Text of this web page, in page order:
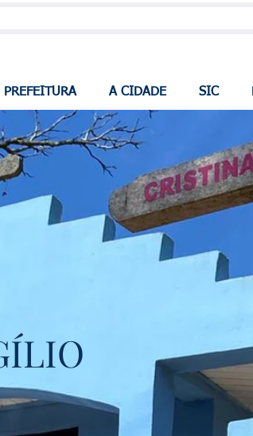
PREFEITURA A CIDADE SIC